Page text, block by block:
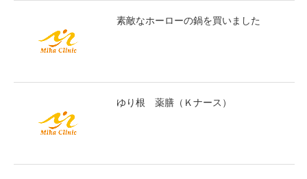
素敵なホーローの鍋を買いました
ゆり根 薬膳（Ｋナース）